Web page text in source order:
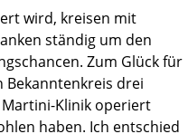
nur noch negativ
versichern, nach
positiv weiter, das
sondern wieder
kein Problem und
ganz gut.
wird, kreisen mit
ständig um den
Zum Glück für
Bekanntenkreis drei
Klinik operiert
haben. Ich entschied